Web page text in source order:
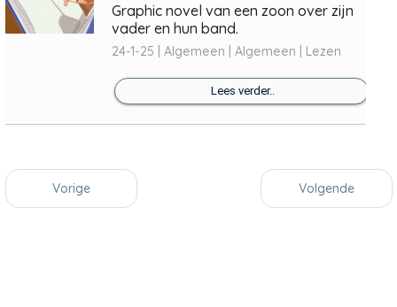
Graphic novel van een zoon over zijn
vader en hun band.
24-1-25 | Algemeen | Algemeen | Lezen
Lees verder..
Vorige Volgende